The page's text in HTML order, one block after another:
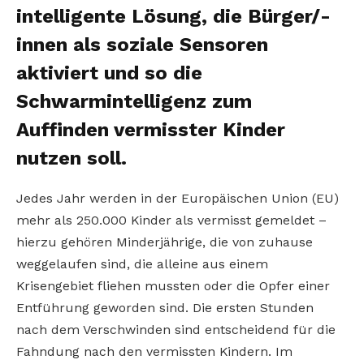
intelligente Lösung, die Bürger/-
innen als soziale Sensoren
aktiviert und so die
Schwarmintelligenz zum
Auffinden vermisster Kinder
nutzen soll.
Jedes Jahr werden in der Europäischen Union (EU)
mehr als 250.000 Kinder als vermisst gemeldet –
hierzu gehören Minderjährige, die von zuhause
weggelaufen sind, die alleine aus einem
Krisengebiet fliehen mussten oder die Opfer einer
Entführung geworden sind. Die ersten Stunden
nach dem Verschwinden sind entscheidend für die
Fahndung nach den vermissten Kindern. Im